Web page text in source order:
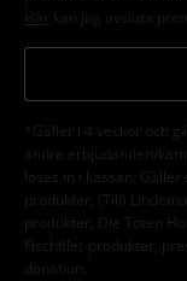
Här kan jag avsluta
*Gäller i 4 veckor och
andra erbjudanden/
löses in i kassan. Gäller
produkter, (Till)
produkter, Die Toten
Fischfilet-produkter,
donation.